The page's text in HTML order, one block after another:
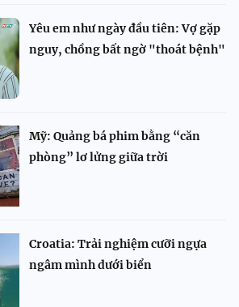
Yêu em như ngày đầu tiên: Vợ gặp
nguy, chồng bất ngờ "thoát bệnh"
Mỹ: Quảng bá phim bằng “căn
phòng” lơ lửng giữa trời
Croatia: Trải nghiệm cưỡi ngựa
ngâm mình dưới biển